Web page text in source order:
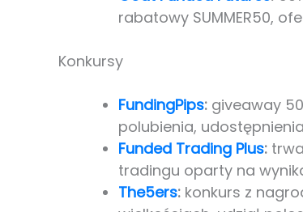
rabatowy SUMMER50,
Konkursy
FundingPips: giveaway
polubienia,
Funded Trading Plus:
tradingu oparty na
The5ers: konkurs z